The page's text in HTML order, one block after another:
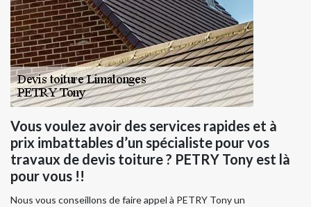
Vous voulez avoir des services rapides et à
prix imbattables d’un spécialiste pour vos
travaux de devis toiture ? PETRY Tony est là
pour vous !!
Nous vous conseillons de faire appel à PETRY Tony un